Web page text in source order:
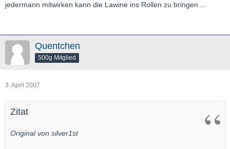
jedermann mitwirken kann die Lawine ins Rollen zu bringen ...
Quentchen
500g Mitglied
3. April 2007
Zitat
Original von silver1st